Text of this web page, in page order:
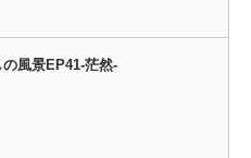
の風景EP41-茫然-